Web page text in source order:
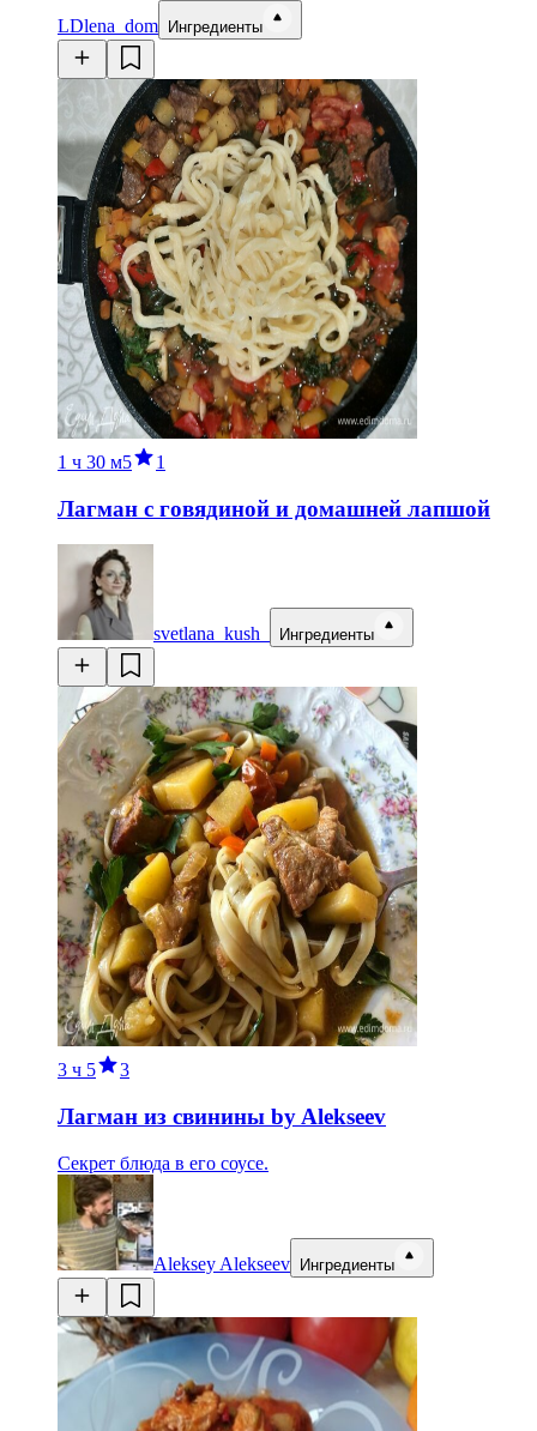
LDlena_dom Ингредиенты
1 ч 30 м5 1
Лагман с говядиной и домашней лапшой
svetlana_kush_ Ингредиенты
3 ч 5 3
Лагман из свинины by Alekseev
Секрет блюда в его соусе.
Aleksey Alekseev Ингредиенты